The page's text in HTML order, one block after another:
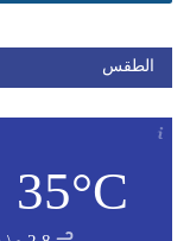
الطقس
35°C